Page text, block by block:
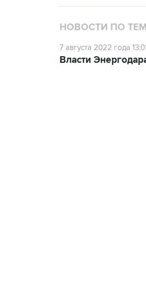
НОВОСТИ ПО
7 августа 2022 года
Власти